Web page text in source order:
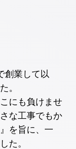
創業して以
。
にも負けませ
な工事でもか
を旨に、一
た。